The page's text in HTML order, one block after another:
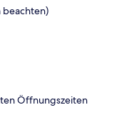
beachten)
Öffnungszeiten